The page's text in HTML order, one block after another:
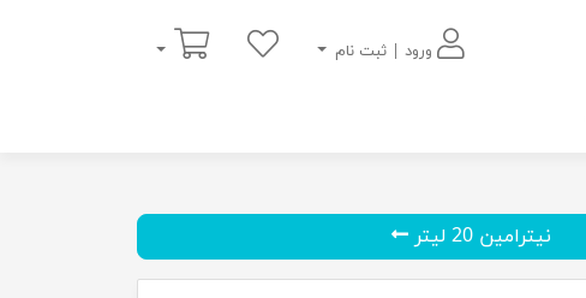
ورود | ثبت نام
سبد خرید
نیترامین 20 لیتر